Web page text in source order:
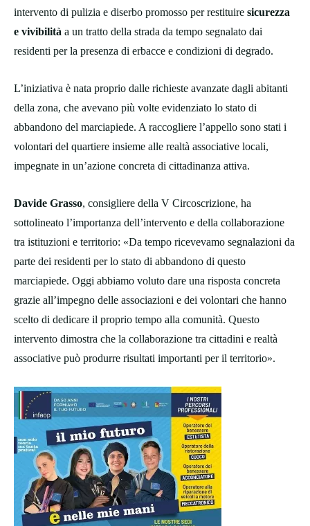
intervento di pulizia e diserbo promosso per restituire sicurezza
e vivibilità a un tratto della strada da tempo segnalato dai
residenti per la presenza di erbacce e condizioni di degrado.
L’iniziativa è nata proprio dalle richieste avanzate dagli abitanti
della zona, che avevano più volte evidenziato lo stato di
abbandono del marciapiede. A raccogliere l’appello sono stati i
volontari del quartiere insieme alle realtà associative locali,
impegnate in un’azione concreta di cittadinanza attiva.
Davide Grasso, consigliere della V Circoscrizione, ha
sottolineato l’importanza dell’intervento e della collaborazione
tra istituzioni e territorio: «Da tempo ricevevamo segnalazioni da
parte dei residenti per lo stato di abbandono di questo
marciapiede. Oggi abbiamo voluto dare una risposta concreta
grazie all’impegno delle associazioni e dei volontari che hanno
scelto di dedicare il proprio tempo alla comunità. Questo
intervento dimostra che la collaborazione tra cittadini e realtà
associative può produrre risultati importanti per il territorio».